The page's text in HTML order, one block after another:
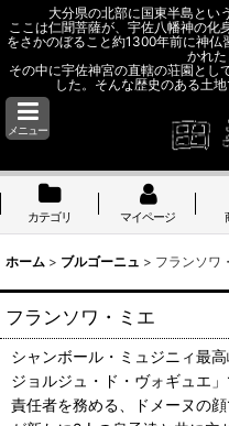
大分県の北部に国東半島とい
ここは仁聞菩薩が、宇佐八幡神の化
をさかのぼること約1300年前に神
かれた
その中に宇佐神宮の直轄の荘園とし
した。そんな歴史のある土
メニュー
カテゴリ マイページ
ホーム > ブルゴーニュ > フランソワ
フランソワ・ミエ
シャンボール・ミュジニィ最
ジョルジュ・ド・ヴォギュエ
責任者を務める、ドメーヌの